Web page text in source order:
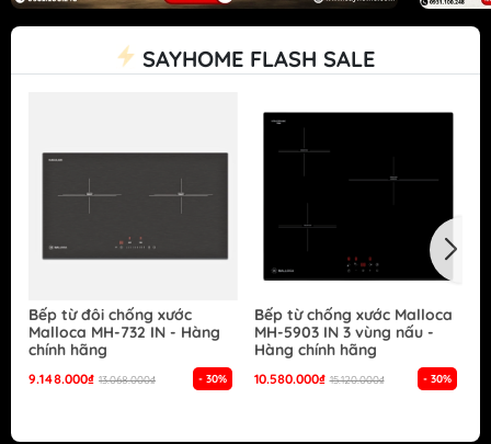
SAYHOME FLASH SALE
- 30%
Bếp từ đôi chống xước
Malloca MH-732 IN - Hàng
chính hãng
9.148.000₫ 13.068.000₫ - 30%
Bếp từ chống xước Malloca
MH-5903 IN 3 vùng nấu -
Hàng chính hãng
10.580.000₫ 15.120.000₫